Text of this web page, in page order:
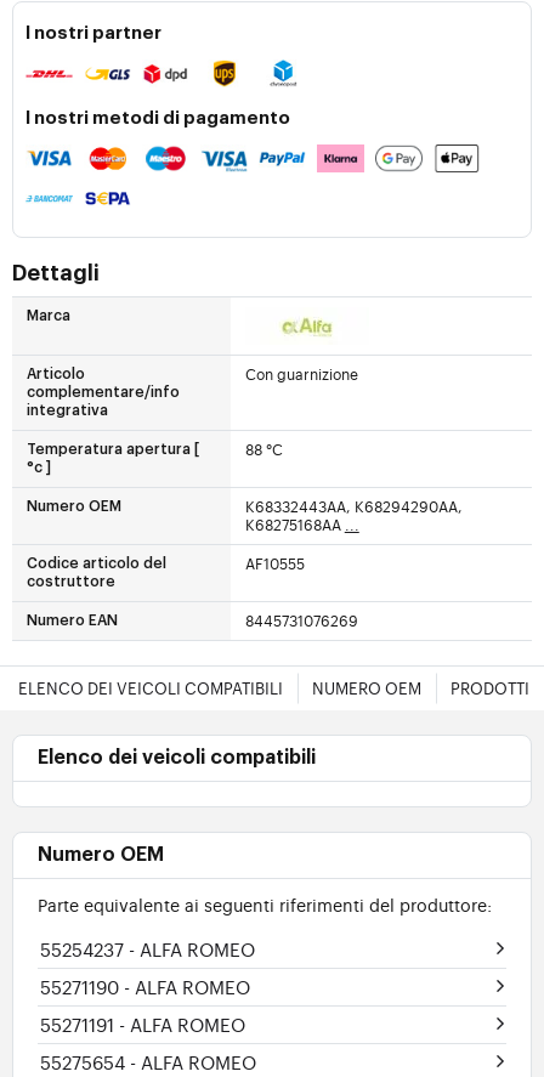
I nostri partner
I nostri metodi di pagamento
Dettagli
Marca
Articolo
complementare/info
integrativa
Con guarnizione
Temperatura apertura [
°c ]
88 °C
Numero OEM
K68332443AA, K68294290AA,
K68275168AA ...
Codice articolo del
costruttore
AF10555
Numero EAN 8445731076269
ELENCO DEI VEICOLI COMPATIBILI NUMERO OEM PRODOTTI
Elenco dei veicoli compatibili
Numero OEM
Parte equivalente ai seguenti riferimenti del produttore:
55254237 - ALFA ROMEO
55271190 - ALFA ROMEO
55271191 - ALFA ROMEO
55275654 - ALFA ROMEO